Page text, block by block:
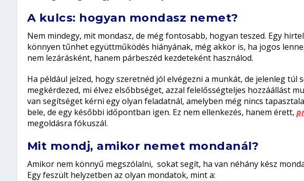
A kulcs: hogyan mondasz nemet?
Nem mindegy, mit mondasz, de még fontosabb, hogyan teszed. Egy
könnyen tűnhet együttműködés hiányának, még akkor is, ha jogos
nem lezárásként, hanem párbeszéd kezdeteként használod.
Ha például jelzed, hogy szeretnéd jól elvégezni a munkát, de jelenleg túl
megkérdezed, mi élvez elsőbbséget, azzal felelősségteljes hozzáállást
van segítséget kérni egy olyan feladatnál, amelyben még nincs
bele, de egy későbbi időpontban igen. Ez nem ellenkezés, hanem érett,
megoldásra fókuszál.
Mit mondj, amikor nemet mondanál?
Amikor nem könnyű megszólalni, sokat segít, ha van néhány kész
Egy feszült helyzetben az olyan mondatok, mint a: